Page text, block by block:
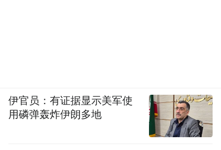
伊官员：有证据显示美军使
用磷弹轰炸伊朗多地